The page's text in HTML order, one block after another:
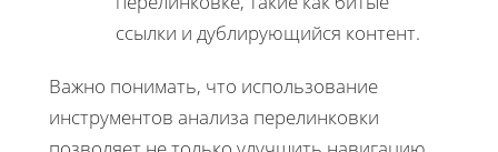
ссылки и дублирующийся контент.
Важно понимать, что использование
инструментов анализа перелинковки